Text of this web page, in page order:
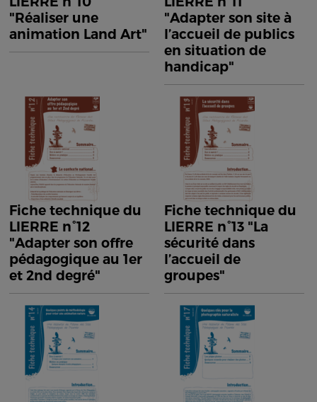
"Réaliser une
animation Land Art"
"Adapter son site à
l’accueil de publics
en situation de
handicap"
Fiche technique du
LIERRE n°12
"Adapter son offre
pédagogique au 1er
et 2nd degré"
Fiche technique du
LIERRE n°13 "La
sécurité dans
l’accueil de
groupes"